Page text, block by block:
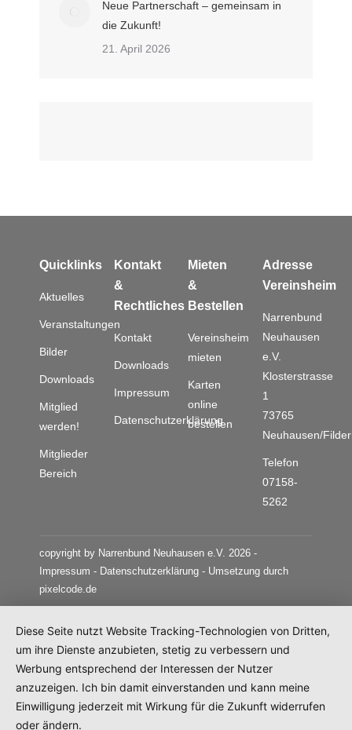
Neue Partnerschaft – gemeinsam in
die Zukunft!
21. April 2026
Quicklinks
Aktuelles
Veranstaltungen
Bilder
Downloads
Mitglied
werden!
Mitglieder
Bereich
Kontakt
&
Rechtliches
Kontakt
Downloads
Impressum
Datenschutzerklärung
Mieten
&
Bestellen
Vereinsheim
mieten
Karten
online
bestellen
Adresse
Vereinsheim
Narrenbund
Neuhausen
e.V.
Klosterstrasse
1
73765
Neuhausen/
Telefon
07158-
5262
copyright by Narrenbund Neuhausen e.V. 2026 -
Impressum - Datenschutzerklärung - Umsetzung durch
pixelcode.de
Diese Seite nutzt Website Tracking-Technologien von Dritten,
um ihre Dienste anzubieten, stetig zu verbessern und
Werbung entsprechend der Interessen der Nutzer
anzuzeigen. Ich bin damit einverstanden und kann meine
Einwilligung jederzeit mit Wirkung für die Zukunft widerrufen
oder ändern.